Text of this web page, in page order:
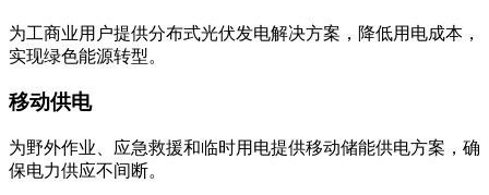
为工商业用户提供分布式光伏发电解决方案，降低用电成本，
实现绿色能源转型。
移动供电
为野外作业、应急救援和临时用电提供移动储能供电方案，确
保电力供应不间断。